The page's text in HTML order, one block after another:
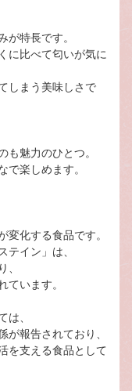
が特長です。
に比べて匂いが気に
しまう美味しさで
も魅力のひとつ。
で楽しめます。
変化する食品です。
テイン」は、
、
ています。
は、
が報告されており、
を支える食品として